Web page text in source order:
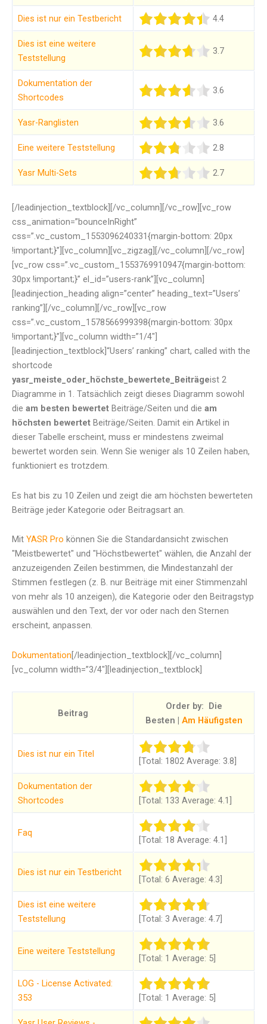
Dies ist nur ein Testbericht 4.4
Dies ist eine weitere
Teststellung
3.7
Dokumentation der
Shortcodes
3.6
Yasr-Ranglisten 3.6
Eine weitere Teststellung 2.8
Yasr Multi-Sets 2.7
[/leadinjection_textblock][/vc_column][/vc_row][vc_row
css_animation=”bounceInRight”
css=”.vc_custom_1553096240331{margin-bottom: 20px
!important;}”][vc_column][vc_zigzag][/vc_column][/vc_row]
[vc_row css=”.vc_custom_1553769910947{margin-bottom:
30px !important;}” el_id=”users-rank”][vc_column]
[leadinjection_heading align=”center” heading_text=”Users’
ranking”][/vc_column][/vc_row][vc_row
css=”.vc_custom_1578566999398{margin-bottom: 30px
!important;}”][vc_column width=”1/4″]
[leadinjection_textblock]“Users’ ranking” chart, called with the
shortcode
yasr_meiste_oder_höchste_bewertete_Beiträgeist 2
Diagramme in 1. Tatsächlich zeigt dieses Diagramm sowohl
die am besten bewertet Beiträge/Seiten und die am
höchsten bewertet Beiträge/Seiten. Damit ein Artikel in
dieser Tabelle erscheint, muss er mindestens zweimal
bewertet worden sein. Wenn Sie weniger als 10 Zeilen haben,
funktioniert es trotzdem.
Es hat bis zu 10 Zeilen und zeigt die am höchsten bewerteten
Beiträge jeder Kategorie oder Beitragsart an.
Mit YASR Pro können Sie die Standardansicht zwischen
"Meistbewertet" und "Höchstbewertet" wählen, die Anzahl der
anzuzeigenden Zeilen bestimmen, die Mindestanzahl der
Stimmen festlegen (z. B. nur Beiträge mit einer Stimmenzahl
von mehr als 10 anzeigen), die Kategorie oder den Beitragstyp
auswählen und den Text, der vor oder nach den Sternen
erscheint, anpassen.
Dokumentation[/leadinjection_textblock][/vc_column]
[vc_column width=”3/4″][leadinjection_textblock]
Beitrag
Order by: Die
Besten | Am Häufigsten
Dies ist nur ein Titel
[Total: 1802 Average: 3.8]
Dokumentation der
Shortcodes
[Total: 133 Average: 4.1]
Faq
[Total: 18 Average: 4.1]
Dies ist nur ein Testbericht
[Total: 6 Average: 4.3]
Dies ist eine weitere
Teststellung
[Total: 3 Average: 4.7]
Eine weitere Teststellung
[Total: 1 Average: 5]
LOG - License Activated:
353
[Total: 1 Average: 5]